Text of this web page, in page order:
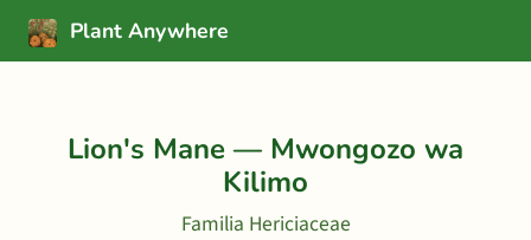
Plant Anywhere
Lion's Mane — Mwongozo wa
Kilimo
Familia Hericiaceae